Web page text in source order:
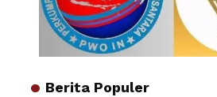
Berita Populer